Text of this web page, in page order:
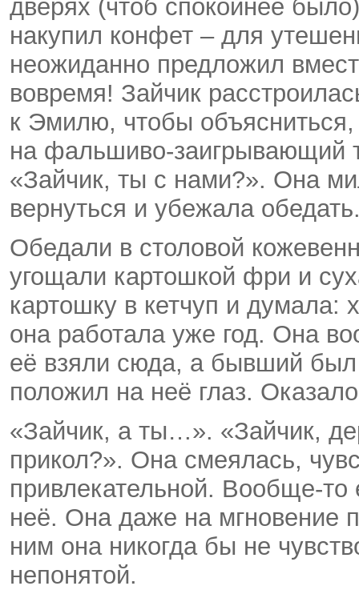
дверях (чтоб спокойнее
накупил конфет – для
неожиданно предложил
вовремя! Зайчик
к Эмилю, чтобы
на фальшиво-заигрывающий
«Зайчик, ты с нами?». Она
вернуться и убежала
Обедали в столовой
угощали картошкой фри и
картошку в кетчуп и
она работала уже год. Она
её взяли сюда, а бывший был
положил на неё глаз.
«Зайчик, а ты…». «Зайчик,
прикол?». Она смеялась,
привлекательной. Вообще-
неё. Она даже на мгновение
ним она никогда бы не
непонятой.